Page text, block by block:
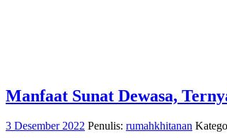
Manfaat Sunat Dewasa,
3 Desember 2022 Penulis: rumahkhitanan